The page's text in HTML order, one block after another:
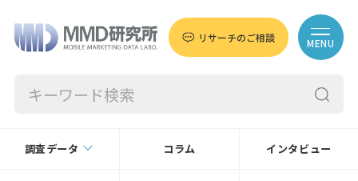
リサーチのご相談 MENU
調査データ コラム インタビュー